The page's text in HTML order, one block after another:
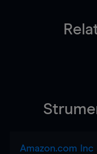
Amazon.com Inc